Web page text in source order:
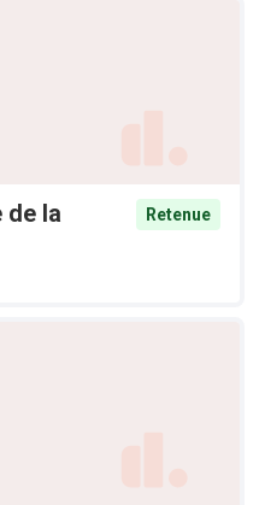
de la
Retenue